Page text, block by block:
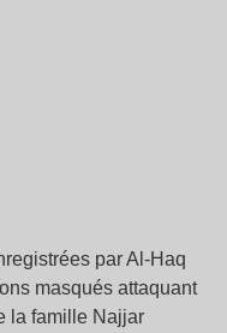
par Al-Haq
masqués attaquant
la famille Najjar